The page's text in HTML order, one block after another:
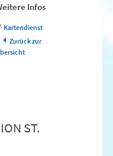
Infos
Kartendienst
Zurück zur
ST.